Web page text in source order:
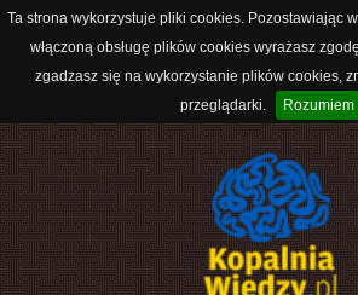
Ta strona wykorzystuje pliki cookies. Pozostawiając
włączoną obsługę plików cookies wyrażasz
zgadzasz się na wykorzystanie plików cookies,
przeglądarki.
Rozumiem